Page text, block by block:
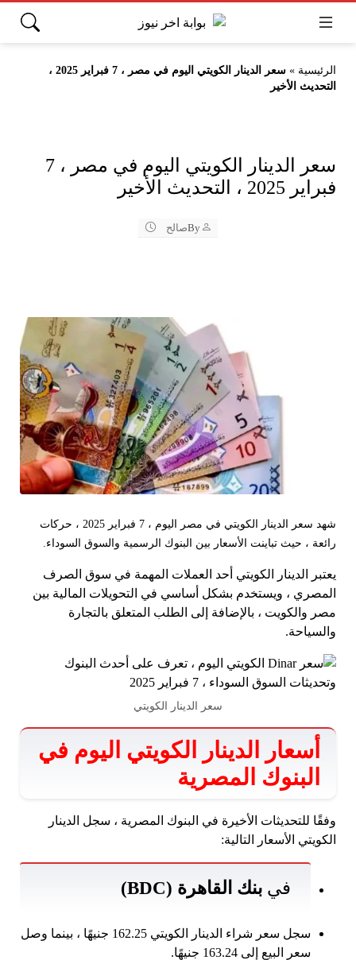
الرئيسية »
سعر الدينار الكويتي اليوم في مصر ، 7 فبراير 2025 ،
التحديث الأخير
سعر الدينار الكويتي اليوم في مصر ، 7
فبراير 2025 ، التحديث الأخير
Byصالح
شهد سعر الدينار الكويتي في مصر اليوم ، 7 فبراير 2025 ، حركات
رائعة ، حيث تباينت الأسعار بين البنوك الرسمية والسوق السوداء.
يعتبر الدينار الكويتي أحد العملات المهمة في سوق الصرف
المصري ، ويستخدم بشكل أساسي في التحويلات المالية بين
مصر والكويت ، بالإضافة إلى الطلب المتعلق بالتجارة
والسياحة.
سعر الدينار الكويتي
أسعار الدينار الكويتي اليوم في
البنوك المصرية
وفقًا للتحديثات الأخيرة في البنوك المصرية ، سجل الدينار
الكويتي الأسعار التالية:
في بنك القاهرة (BDC)
سجل سعر شراء الدينار الكويتي 162.25 جنيهًا ، بينما وصل
سعر البيع إلى 163.24 جنيهًا.